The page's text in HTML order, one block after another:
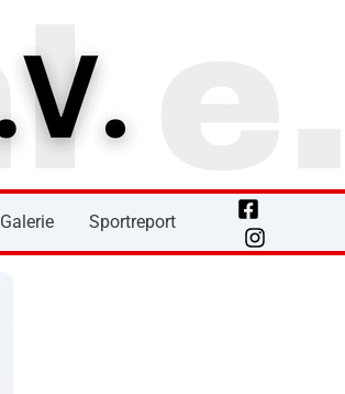
Galerie Sportreport